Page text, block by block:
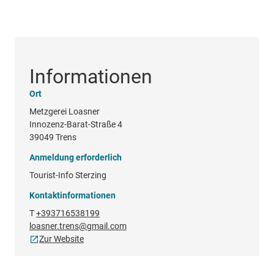
Informationen
Ort
Metzgerei Loasner
Innozenz-Barat-Straße 4
39049 Trens
Anmeldung erforderlich
Tourist-Info Sterzing
Kontaktinformationen
T+393716538199
loasner.trens@gmail.com
Zur Website